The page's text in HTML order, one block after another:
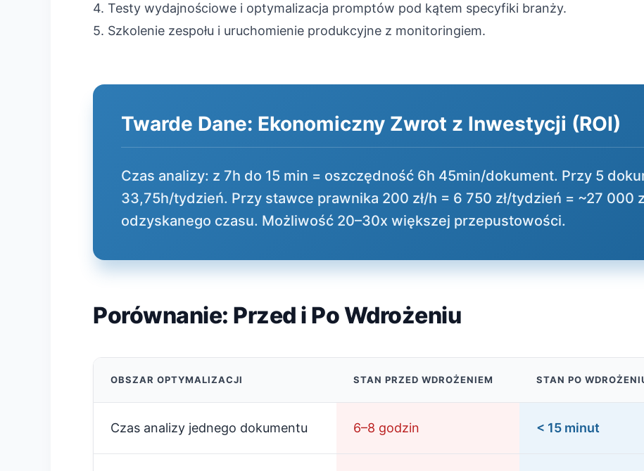
4. Testy wydajnościowe i optymalizacja promptów pod kątem specyfiki branży.
5. Szkolenie zespołu i uruchomienie produkcyjne z monitoringiem.
Twarde Dane: Ekonomiczny Zwrot z Inwestycji (ROI)
Czas analizy: z 7h do 15 min = oszczędność 6h 45min/dokument. Przy 5
33,75h/tydzień. Przy stawce prawnika 200 zł/h = 6 750 zł/tydzień = ~27 000
odzyskanego czasu. Możliwość 20–30x większej przepustowości.
Porównanie: Przed i Po Wdrożeniu
OBSZAR OPTYMALIZACJI STAN PRZED WDROŻENIEM STAN PO
Czas analizy jednego dokumentu 6–8 godzin < 15 minut